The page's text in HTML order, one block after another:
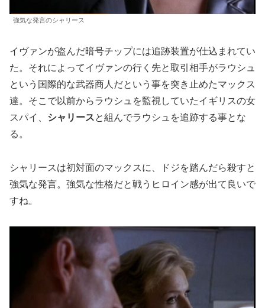
強気な発言のシャリース
イヴァンが盗んだ暗号チップには追跡装置が仕込まれてい
た。それによってイヴァンの行く先と取引相手がラウシュ
という国際的な武器商人だという事を突き止めたマックス
達。そこで以前からラウシュを監視していたイギリスの女
スパイ、 シャリースと組んでラウシュを追跡する事とな
る。
シャリースは初対面のマックスに、ドジを踏んだら殺すと
強気な発言。強気な性格だと戦うヒロイン感が出て良いで
すね。